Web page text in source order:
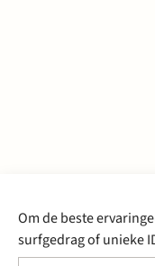
Om de beste
surfgedrag of unieke